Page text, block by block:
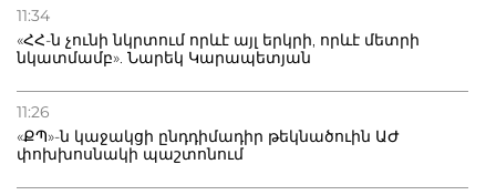
11:34
«ՀՀ-ն չունի նկրտում որևէ այլ երկրի, որևէ մետրի
նկատմամբ». Նարեկ Կարապետյան
11:26
«ՔՊ»-ն կաջակցի ընդդիմադիր թեկնածուին ԱԺ
փոխխոսնակի պաշտոնում